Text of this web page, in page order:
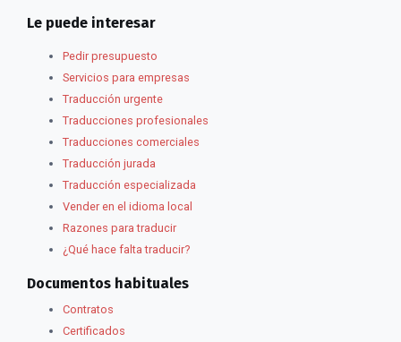
Le puede interesar
Pedir presupuesto
Servicios para empresas
Traducción urgente
Traducciones profesionales
Traducciones comerciales
Traducción jurada
Traducción especializada
Vender en el idioma local
Razones para traducir
¿Qué hace falta traducir?
Documentos habituales
Contratos
Certificados